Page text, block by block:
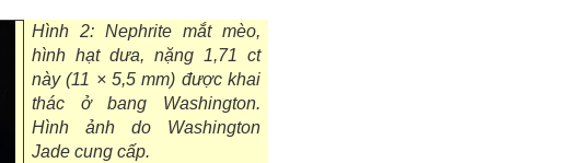
Hình 2: Nephrite mắt mèo,
hình hạt dưa, nặng 1,71 ct
này (11 × 5,5 mm) được khai
thác ở bang Washington.
Hình ảnh do Washington
Jade cung cấp.